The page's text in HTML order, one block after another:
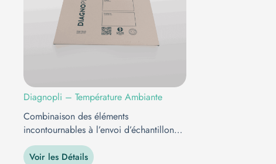
Diagnopli – Température Ambiante
Combinaison des éléments
incontournables à l’envoi d’échantillon…
Voir les Détails